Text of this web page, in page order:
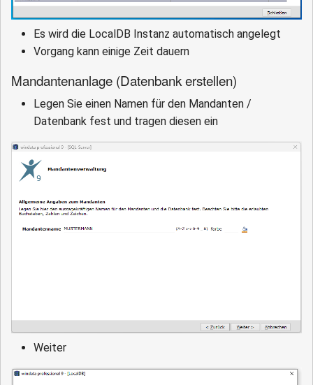
Es wird die LocalDB Instanz automatisch angelegt
Vorgang kann einige Zeit dauern
Mandantenanlage (Datenbank erstellen)
Legen Sie einen Namen für den Mandanten /
Datenbank fest und tragen diesen ein
Weiter